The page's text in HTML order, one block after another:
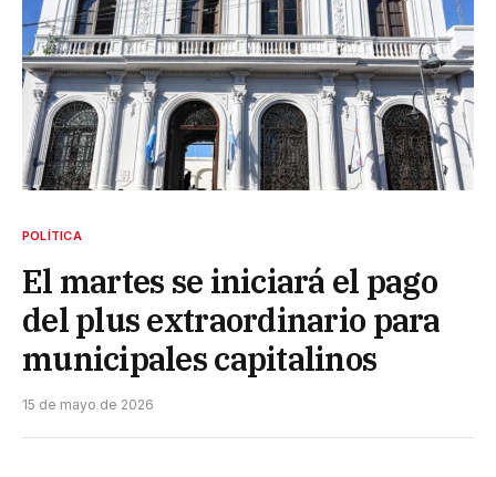
POLÍTICA
El martes se iniciará el pago
del plus extraordinario para
municipales capitalinos
15 de mayo de 2026